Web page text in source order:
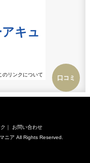
口コミ
｜
お問い合わせ
ニア All Rights Reserved.